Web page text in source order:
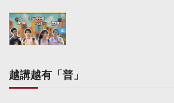
越講越有「普」